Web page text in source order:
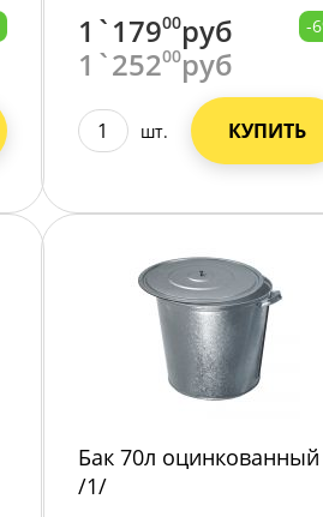
1`17900руб
1`25200руб
-
шт. КУПИТЬ
Бак 70л оцинкованный
/1/